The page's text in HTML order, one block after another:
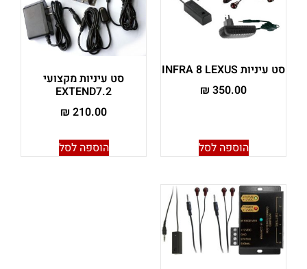
סט עיניות INFRA 8 LEXUS
₪ 350.00
הוספה לסל
סט עיניות מקצועי
EXTEND7.2
₪ 210.00
הוספה לסל